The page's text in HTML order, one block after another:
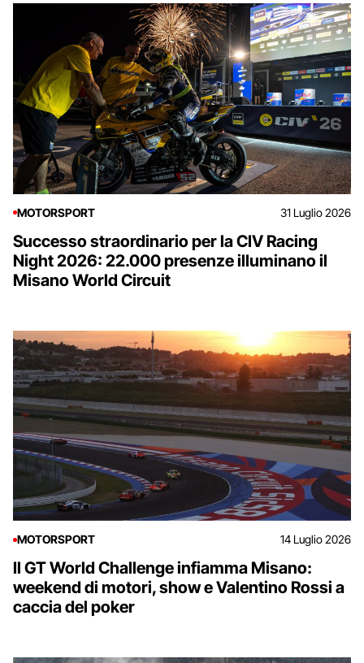
MOTORSPORT 31 Luglio 2026
Successo straordinario per la CIV Racing
Night 2026: 22.000 presenze illuminano il
Misano World Circuit
MOTORSPORT 14 Luglio 2026
Il GT World Challenge infiamma Misano:
weekend di motori, show e Valentino Rossi a
caccia del poker